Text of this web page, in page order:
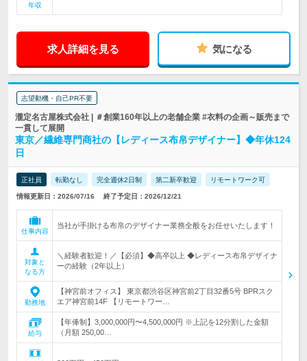
年収
求人詳細を見る 気になる
志望動機・自己PR不要
瀧定名古屋株式会社 | ＃創業160年以上の老舗企業 #衣料の企画～販売まで
一貫して展開
東京／繊維専門商社の【レディース布帛デザイナー】◆年休124
日
正社員 転勤なし 完全週休2日制 第二新卒歓迎 リモートワーク可
情報更新日：2026/07/16 終了予定日：2026/12/21
仕事内容
当社が手掛ける布帛のデザイナー業務全般をお任せいたします！
対象と
なる方
＼経験者歓迎！／【必須】◆高卒以上 ◆レディース布帛デザイナ
ーの経験（2年以上）
勤務地
【神宮前オフィス】 東京都渋谷区神宮前2丁目32番5号 BPRスク
エア神宮前14F 【リモートワー…
給与
【年俸制】3,000,000円〜4,500,000円 ※上記を12分割した金額
（月額 250,00…